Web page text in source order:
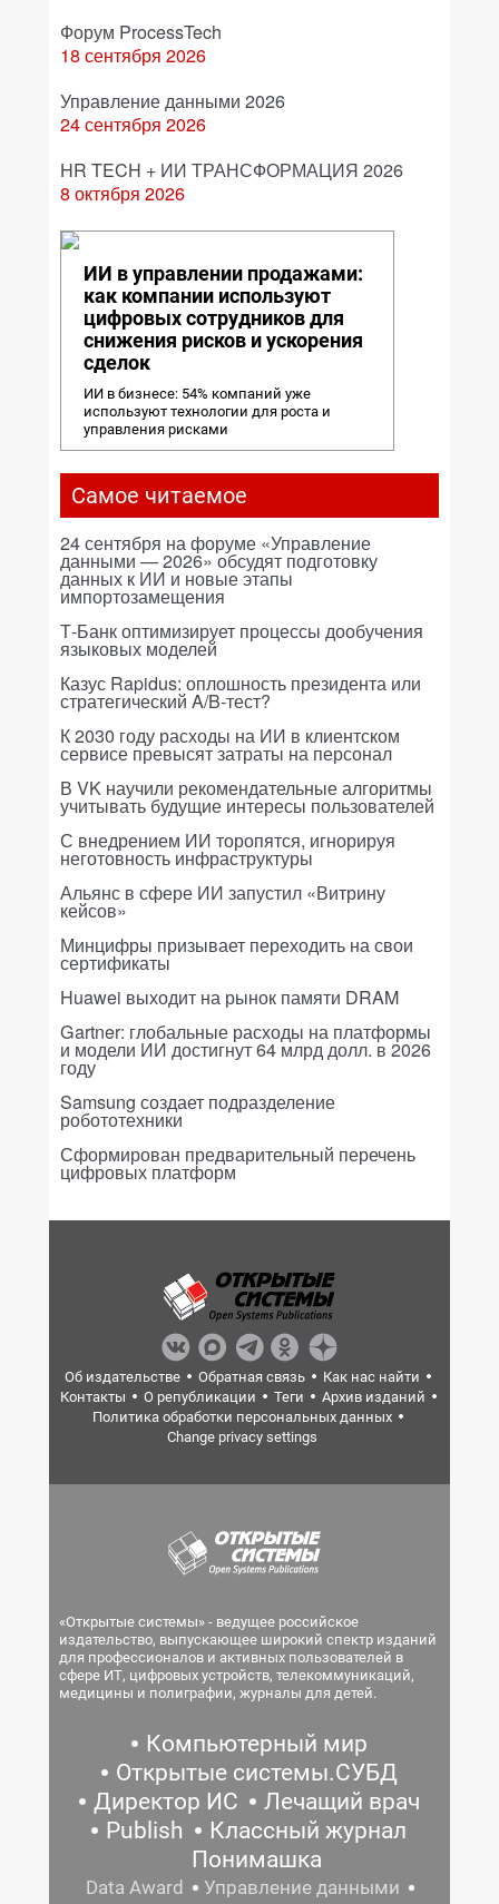
Форум ProcessTech
18 сентября 2026
Управление данными 2026
24 сентября 2026
HR TECH + ИИ ТРАНСФОРМАЦИЯ 2026
8 октября 2026
ИИ в управлении продажами:
как компании используют
цифровых сотрудников для
снижения рисков и ускорения
сделок
ИИ в бизнесе: 54% компаний уже
используют технологии для роста и
управления рисками
Самое читаемое
24 сентября на форуме «Управление
данными — 2026» обсудят подготовку
данных к ИИ и новые этапы
импортозамещения
Т-Банк оптимизирует процессы дообучения
языковых моделей
Казус Rapidus: оплошность президента или
стратегический A/B-тест?
К 2030 году расходы на ИИ в клиентском
сервисе превысят затраты на персонал
В VK научили рекомендательные алгоритмы
учитывать будущие интересы пользователей
С внедрением ИИ торопятся, игнорируя
неготовность инфраструктуры
Альянс в сфере ИИ запустил «Витрину
кейсов»
Минцифры призывает переходить на свои
сертификаты
Huawei выходит на рынок памяти DRAM
Gartner: глобальные расходы на платформы
и модели ИИ достигнут 64 млрд долл. в 2026
году
Samsung создает подразделение
робототехники
Сформирован предварительный перечень
цифровых платформ
Об издательстве Обратная связь
Как нас найти
Контакты
О републикации Теги
Архив изданий
Политика обработки персональных данных
Change privacy settings
«Открытые системы» - ведущее российское
издательство, выпускающее широкий спектр изданий
для профессионалов и активных пользователей в
сфере ИТ, цифровых устройств, телекоммуникаций,
медицины и полиграфии, журналы для детей.
Компьютерный мир
Открытые системы.СУБД
Директор ИС
Лечащий врач
Publish
Классный журнал
Понимашка
Data Award
Управление данными